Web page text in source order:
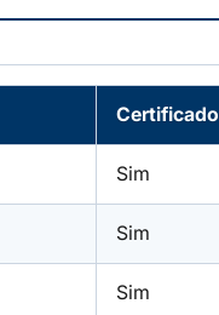
Certificado
Sim
Sim
Sim